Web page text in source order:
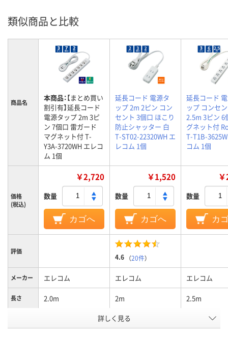
類似商品と比較
商品名 本商品：【まとめ買い
割引有】延長コード
電源タップ 2m 3ピ
ン 7個口 雷ガード
マグネット付 T-
Y3A-3720WH エレコ
ム 1個
延長コード 電源タ
ップ 2m 2ピン コン
セント 3個口 ほこり
防止シャッター 白
T-ST02-22320WH エ
レコム 1個
延長コード
ップ コンセ
2.5m 3ピン 6
グネット付
T-T1B-
コム 1個
価格
(税込)
￥2,720
数量
カゴへ
￥1,520
数量
カゴへ
数量
カ
評価
4.6 （20件）
メーカー エレコム エレコム エレコム
長さ 2.0m 2m 2.5m
スイング型 ストレート型
詳しく見る